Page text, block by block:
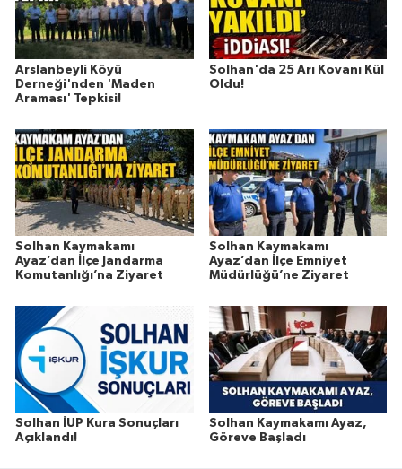
Arslanbeyli Köyü
Derneği'nden 'Maden
Araması' Tepkisi!
Solhan'da 25 Arı Kovanı Kül
Oldu!
Solhan Kaymakamı
Ayaz’dan İlçe Jandarma
Komutanlığı’na Ziyaret
Solhan Kaymakamı
Ayaz’dan İlçe Emniyet
Müdürlüğü’ne Ziyaret
Solhan İUP Kura Sonuçları
Açıklandı!
Solhan Kaymakamı Ayaz,
Göreve Başladı